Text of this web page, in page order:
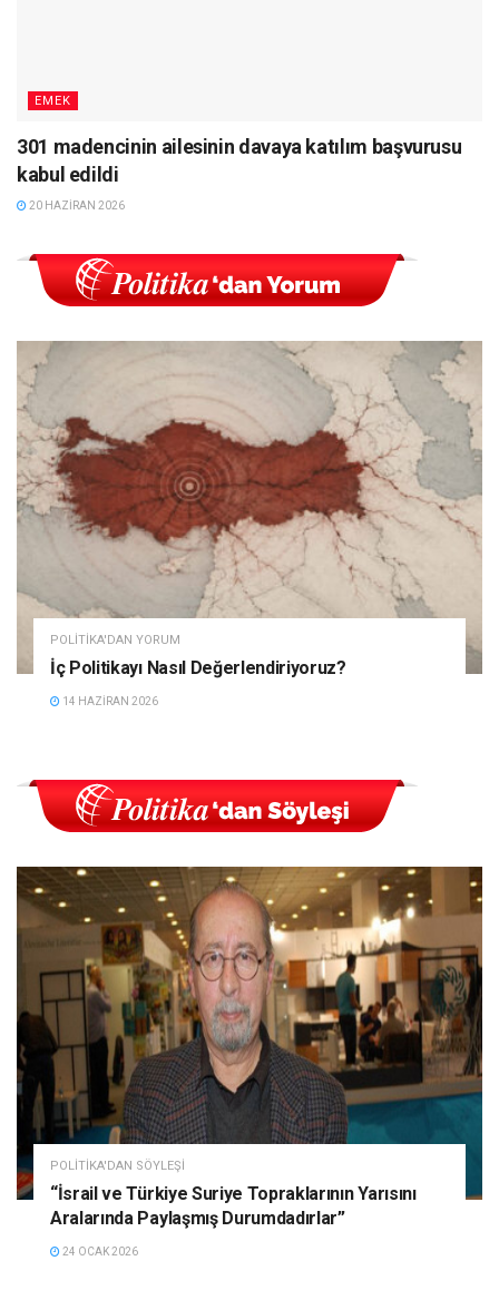
EMEK
301 madencinin ailesinin davaya katılım başvurusu
kabul edildi
20 HAZIRAN 2026
POLITIKA'DAN YORUM
İç Politikayı Nasıl Değerlendiriyoruz?
14 HAZIRAN 2026
POLITIKA'DAN SÖYLEŞI
“İsrail ve Türkiye Suriye Topraklarının Yarısını
Aralarında Paylaşmış Durumdadırlar”
24 OCAK 2026